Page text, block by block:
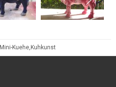
Mini-Kuehe,Kuhkunst